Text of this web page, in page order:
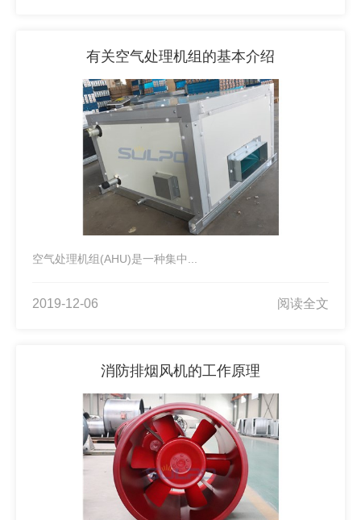
有关空气处理机组的基本介绍
空气处理机组(AHU)是一种集中...
2019-12-06 阅读全文
消防排烟风机的工作原理